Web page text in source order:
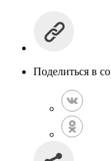
Поделиться в